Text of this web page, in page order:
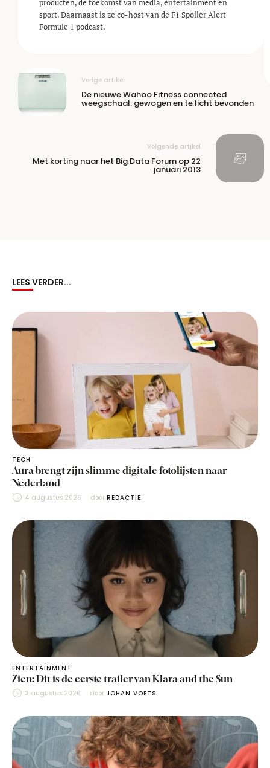
producten, de toekomst van media, entertainment en
sport. Daarnaast is ze co-host van de F1 Spoiler Alert
Formule 1 podcast.
Vorige artikel
De nieuwe Wahoo Fitness connected
weegschaal: gewogen en te licht bevonden
Volgende artikel
Met korting naar het Big Data Forum op 22
januari 2013
LEES VERDER...
TECH
Aura brengt zijn slimme digitale fotolijsten naar
Nederland
4 augustus 2026 door REDACTIE
ENTERTAINMENT
Zien: Dit is de eerste trailer van Klara and the Sun
3 augustus 2026 door JOHAN VOETS